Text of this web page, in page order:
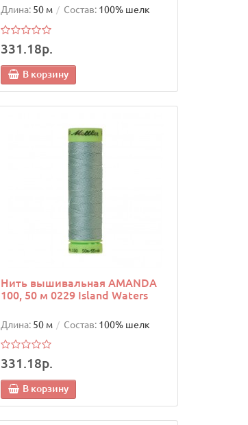
Длина: 50 м Состав: 100% шелк
331.18р.
В корзину
Нить вышивальная AMANDA
100, 50 м 0229 Island Waters
Длина: 50 м Состав: 100% шелк
331.18р.
В корзину